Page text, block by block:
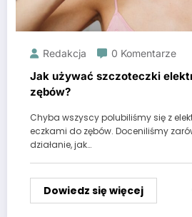
Redakcja 0 Komentarze
Jak używać szczoteczki
zębów?
Chyba wszyscy polubiliśmy się z
eczkami do zębów. Doceniliśmy
działanie, jak…
Dowiedz się więcej